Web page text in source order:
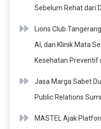
Sebelum Rehat dari
Lions Club
AI, dan Klinik Mata
Kesehatan Preventif
Jasa Marga Sabet
Public Relations
MASTEL Ajak